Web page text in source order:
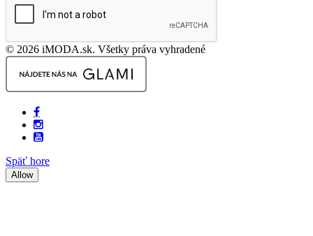
© 2026 iMODA.sk. Všetky práva vyhradené
Späť hore
Allow